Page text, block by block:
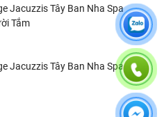
trước khi hết hạn bảo hành
5 năm hay 10 năm bảo
sẽ liên hệ để bảo trì và
hàng không phải ghi nhớ
Jacuzzis Tây Ban Nha Spa
Tắm
Jacuzzis Tây Ban Nha Spa Aqua